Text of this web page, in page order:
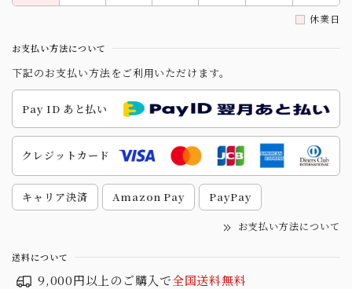
休業日
お支払い方法について
下記のお支払い方法をご利用いただけます。
Pay ID あと払い
クレジットカード
キャリア決済 Amazon Pay PayPay
お支払い方法について
送料について
9,000円以上のご購入で全国送料無料